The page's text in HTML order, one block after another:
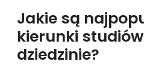
Jakie są
kierunki
dziedzinie?